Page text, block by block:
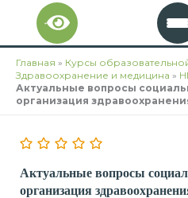
Перейти
содержимому
Главная » Курсы
Здравоохранение и медицина »
Актуальные вопросы
организация
Актуальные вопросы
организация